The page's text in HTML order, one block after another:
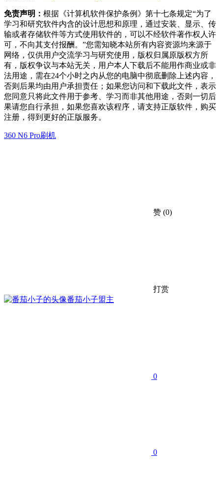
免责声明： 根据《计算机软件保护条例》第十七条规定“为了
学习和研究软件内含的设计思想和原理，通过安装、显示、传
输或者存储软件等方式使用软件的，可以不经软件著作权人许
可，不向其支付报酬。”您需知晓本站所有内容资源均来源于
网络，仅供用户交流学习与研究使用，版权归属原版权方所
有，版权争议与本站无关，用户本人下载后不能用作商业或非
法用途，需在24个小时之内从您的电脑中彻底删除上述内容，
否则后果均由用户承担责任；如果您访问和下载此文件，表示
您同意只将此文件用于参考、学习而非其他用途，否则一切后
果请您自行承担，如果您喜欢该程序，请支持正版软件，购买
注册，得到更好的正版服务。
360 N6 Pro刷机
赞 (0)
打赏
番茄小子盟主
0
0